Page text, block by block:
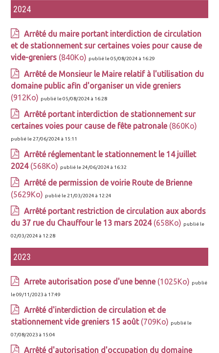
2024
Arrêté du maire portant interdiction de circulation
et de stationnement sur certaines voies pour cause de
vide-greniers (840Ko) publié le 05/08/2024 à 16:29
Arrêté de Monsieur le Maire relatif à l'utilisation du
domaine public afin d'organiser un vide greniers
(912Ko) publié le 05/08/2024 à 16:28
Arrêté portant interdiction de stationnement sur
certaines voies pour cause de fête patronale(860Ko)
publié le 27/06/2024 à 15:11
Arrêté réglementant le stationnement le 14 juillet
2024(568Ko) publié le 24/06/2024 à 16:32
Arrêté de permission de voirie Route de Brienne
(5629Ko) publié le 21/03/2024 à 12:24
Arrêté portant restriction de circulation aux abords
du 37 rue du Chauffour le 13 mars 2024(658Ko) publié le
02/03/2024 à 12:28
2023
Arrete autorisation pose d'une benne(1025Ko) publié
le 09/11/2023 à 17:49
Arrêté d'interdiction de circulation et de
stationnement vide greniers 15 août(709Ko) publié le
07/08/2023 à 15:04
Arrêté d'autorisation d'occupation du domaine